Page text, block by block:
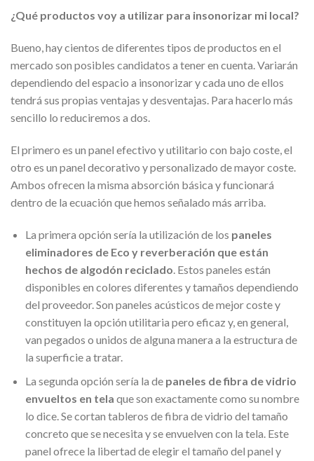
¿Qué productos voy a utilizar para insonorizar mi local?
Bueno, hay cientos de diferentes tipos de productos en el
mercado son posibles candidatos a tener en cuenta. Variarán
dependiendo del espacio a insonorizar y cada uno de ellos
tendrá sus propias ventajas y desventajas. Para hacerlo más
sencillo lo reduciremos a dos.
El primero es un panel efectivo y utilitario con bajo coste, el
otro es un panel decorativo y personalizado de mayor coste.
Ambos ofrecen la misma absorción básica y funcionará
dentro de la ecuación que hemos señalado más arriba.
La primera opción sería la utilización de los paneles
eliminadores de Eco y reverberación que están
hechos de algodón reciclado. Estos paneles están
disponibles en colores diferentes y tamaños dependiendo
del proveedor. Son paneles acústicos de mejor coste y
constituyen la opción utilitaria pero eficaz y, en general,
van pegados o unidos de alguna manera a la estructura de
la superficie a tratar.
La segunda opción sería la de paneles de fibra de vidrio
envueltos en tela que son exactamente como su nombre
lo dice. Se cortan tableros de fibra de vidrio del tamaño
concreto que se necesita y se envuelven con la tela. Este
panel ofrece la libertad de elegir el tamaño del panel y